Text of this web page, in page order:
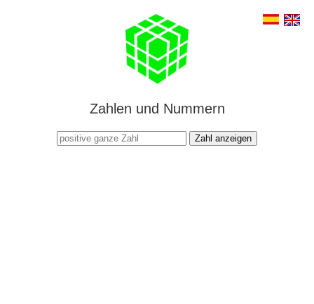
Zahlen und Nummern
Zahl anzeigen